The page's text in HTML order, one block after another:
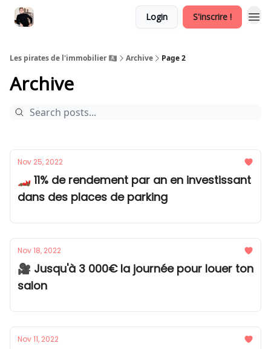
Login S'inscrire !
Les pirates de l'immobilier 🏴‍☠️ Archive Page 2
Archive
Nov 25, 2022
🏎 11% de rendement par an en investissant
dans des places de parking
Nov 18, 2022
🎥 Jusqu'à 3 000€ la journée pour louer ton
salon
Nov 11, 2022